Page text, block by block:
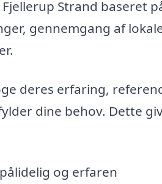
Strand baseret
gennemgang af
deres erfaring,
dine behov. Dette
og erfaren